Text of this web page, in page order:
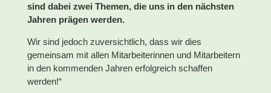
sind dabei zwei Themen, die uns in den nächsten
Jahren prägen werden.
Wir sind jedoch zuversichtlich, dass wir dies
gemeinsam mit allen Mitarbeiterinnen und Mitarbeitern
in den kommenden Jahren erfolgreich schaffen
werden!“